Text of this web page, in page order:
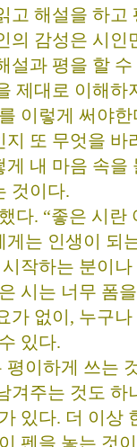
고 해설을 하고
의 감성은 시인
설과 평을 할
제대로 이해하
이렇게 써야
지 또 무엇을
게 내 마음 속을
것이다.
다. “좋은 시
게는 인생이 되
작하는 분이
시는 너무 폼
가 없이, 누구
있다.
평이하게 쓰는
겨주는 것도 하
있다. 더 이상
펜을 놓는 것